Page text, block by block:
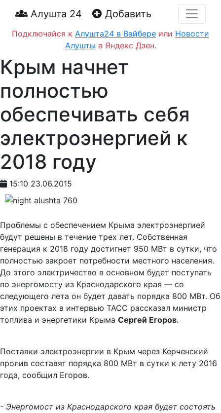
Алушта 24 Добавить
Подключайся к Алушта24 в Вайбере или Новости
Алушты в Яндекс Дзен.
Крым начнет
полностью
обеспечивать себя
электроэнергией к
2018 году
15:10 23.06.2015
Проблемы с обеспечением Крыма электроэнергией
будут решены в течение трех лет. Собственная
генерация к 2018 году достигнет 950 МВт в сутки, что
полностью закроет потребности местного населения.
До этого электричество в основном будет поступать
по энергомосту из Краснодарского края — со
следующего лета он будет давать порядка 800 МВт. Об
этих проектах в интервью ТАСС рассказал министр
топлива и энергетики Крыма Сергей Егоров.
Поставки электроэнергии в Крым через Керченский
пролив составят порядка 800 МВт в сутки к лету 2016
года, сообщил Егоров.
- Энергомост из Краснодарского края будет состоять